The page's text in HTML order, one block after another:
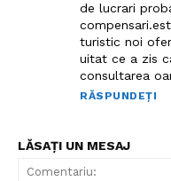
de lucrari
turistic noi
uitat ce a zis
consultarea
RĂSPUNDEȚI
LĂSAȚI UN MESAJ